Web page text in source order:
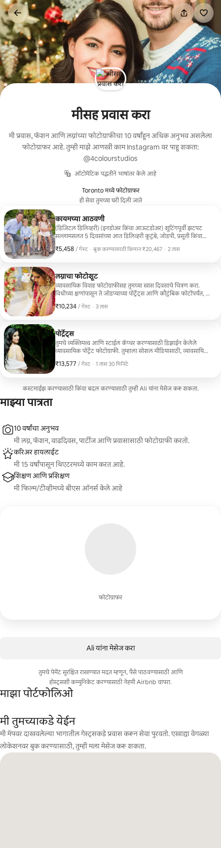
कंटेंटवर
जा
मीसह प्रवास करा
मी प्रवास, फॅशन आणि लग्नांच्या फोटोग्राफीचा 10 वर्षांहून अधिक अनुभव असलेला
फोटोग्राफर आहे. तुम्ही माझे आणखी काम Instagram वर पाहू शकता:
@4colourstudios
ऑटोमॅटिक पद्धतीने भाषांतर केले आहे
Toronto मध्ये फोटोग्राफर
ही सेवा तुमच्या घरी दिली जाते
कायमच्या आठवणी
(डिजिटल डिलिव्हरी) (इनडोअर किंवा आऊटडोअर) शूटिंगपूर्वी झटपट
सल्लामसलत 5 दिवसांच्या आत डिलिव्हरी कुटुंबे, जोडपी, प्रसूती किंवा
करण्यासाठी डिझाईन केलेले आरामदायक फोटो सेशन्स.
₹5,458 / गेस्ट
₹5,458 प्रति गेस्ट · बुक करण्यासाठी किमान ₹20,467
, · 2 तास
लग्नाचा फोटोशूट
व्यावसायिक विवाह फोटोग्राफीसह तुमच्या खास दिवसाचे चित्रण करा.
विधीच्या क्षणांपासून ते जोडप्याच्या पोर्ट्रेट्स आणि कौटुंबिक फोटोंपर्यंत, मी
अनेक वर्षांसाठी तुमच्या आठवणींना पुन्हा जिवंत करू शकाल.
₹10,234 / गेस्ट
₹10,234 प्रति गेस्ट
, · 3 तास
पोर्ट्रेट्स
तुमचे व्यक्तिमत्त्व आणि स्टाईल कॅप्चर करण्यासाठी डिझाईन केलेले
व्यावसायिक पोर्ट्रेट फोटोग्राफी. तुम्हाला सोशल मीडियासाठी, व्यावसायिक
स्मृतिचिन्हांसाठी फोटो हवे असोत, मी एक आरामदायक वातावरण तयार
व्यावसायिक दिसणारी उच्च-गुणवत्तेची पोर्ट्रेट्स देण्यासाठी मी नैसर्गिक
₹13,577 / गेस्ट
₹13,577 प्रति गेस्ट
, · 1 तास 30 मिनिटे
कस्टमाईझ करण्यासाठी किंवा बदल करण्यासाठी तुम्ही Ali यांना मेसेज करू शकता.
माझ्या पात्रता
फोटोग्राफर
10 वर्षांचा अनुभव
मी लग्न, फॅशन, वाढदिवस, पार्टीज आणि प्रवासासाठी फोटोग्राफी करतो.
करिअर हायलाईट
मी 15 वर्षांपासून थिएटरमध्ये काम करत आहे.
शिक्षण आणि प्रशिक्षण
मी फिल्म/टीव्हीमध्ये बीएस ऑनर्स केले आहे
Ali यांना मेसेज करा
तुमचे पेमेंट सुरक्षित राखण्यात मदत म्हणून, पैसे पाठवण्यासाठी आणि
होस्ट्सशी कम्युनिकेट करण्यासाठी नेहमी Airbnb वापरा.
माझा पोर्टफोलिओ
मी तुमच्याकडे येईन
मी मॅपवर दाखवलेल्या भागातील गेस्ट्सकडे प्रवास करून सेवा पुरवतो. एखाद्या वेगळ्या
लोकेशनवर बुक करण्यासाठी, तुम्ही मला मेसेज करू शकता.